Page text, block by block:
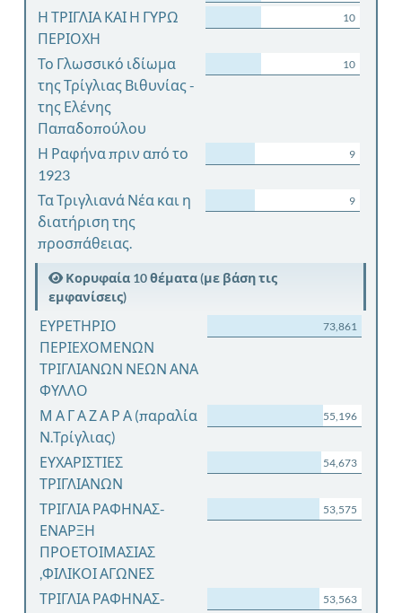
Η ΤΡΙΓΛΙΑ ΚΑΙ Η ΓΥΡΩ
ΠΕΡΙΟΧΗ
10
Το Γλωσσικό ιδίωμα
της Τρίγλιας Βιθυνίας -
της Ελένης
Παπαδοπούλου
10
Η Ραφήνα πριν από το
1923
9
Τα Τριγλιανά Νέα και η
διατήριση της
προσπάθειας.
9
Κορυφαία 10 θέματα (με βάση τις
εμφανίσεις)
ΕΥΡΕΤΗΡΙΟ
ΠΕΡΙΕΧΟΜΕΝΩΝ
ΤΡΙΓΛΙΑΝΩΝ ΝΕΩΝ ΑΝΑ
ΦΥΛΛΟ
73,861
Μ Α Γ Α Ζ Α Ρ Α (παραλία
Ν.Τρίγλιας)
55,196
ΕΥΧΑΡΙΣΤΙΕΣ
ΤΡΙΓΛΙΑΝΩΝ
54,673
ΤΡΙΓΛΙΑ ΡΑΦΗΝΑΣ-
ΕΝΑΡΞΗ
ΠΡΟΕΤΟΙΜΑΣΙΑΣ
,ΦΙΛΙΚΟΙ ΑΓΩΝΕΣ
53,575
ΤΡΙΓΛΙΑ ΡΑΦΗΝΑΣ-
53,563